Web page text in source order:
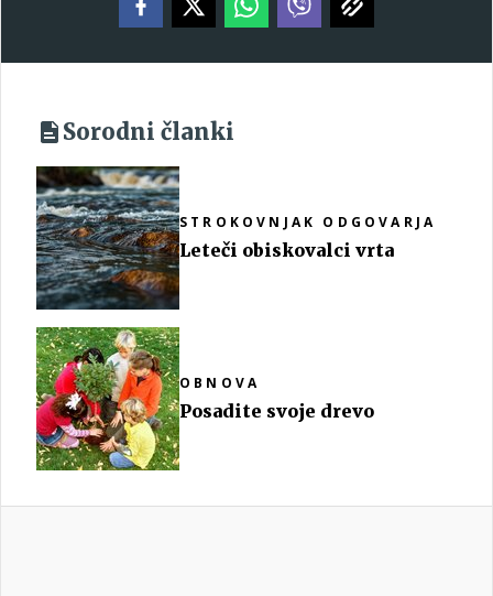
Sorodni članki
STROKOVNJAK ODGOVARJA
Leteči obiskovalci vrta
OBNOVA
Posadite svoje drevo